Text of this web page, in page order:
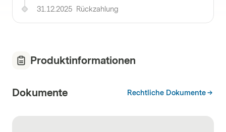
31.12.2025 Rückzahlung
Produktinformationen
Dokumente Rechtliche Dokumente